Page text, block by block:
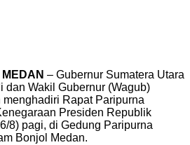
– Gubernur Sumatera Utara
dan Wakil Gubernur (Wagub)
Rapat Paripurna
Presiden Republik
8) pagi, di Gedung Paripurna
Bonjol Medan.